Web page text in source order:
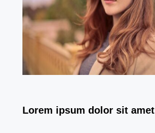
Lorem ipsum dolor sit amet